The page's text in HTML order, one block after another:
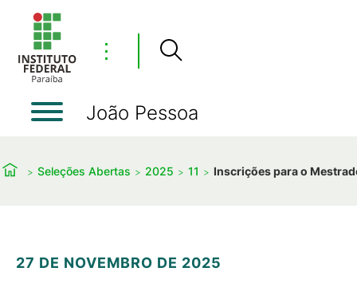
⋮
João Pessoa
Seleções Abertas 2025 11 Inscrições para o
27 DE NOVEMBRO DE 2025